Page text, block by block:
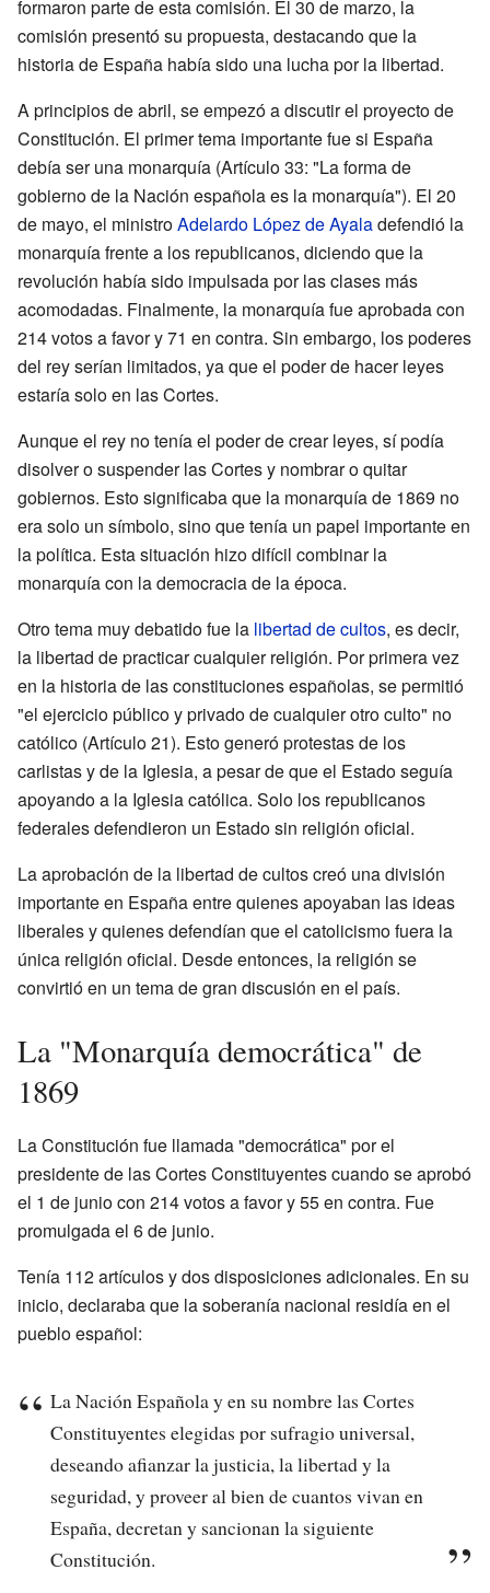
formaron parte de esta comisión. El 30 de marzo, la
comisión presentó su propuesta, destacando que la
historia de España había sido una lucha por la libertad.
A principios de abril, se empezó a discutir el proyecto de
Constitución. El primer tema importante fue si España
debía ser una monarquía (Artículo 33: "La forma de
gobierno de la Nación española es la monarquía"). El 20
de mayo, el ministroAdelardo López de Ayaladefendió la
monarquía frente a los republicanos, diciendo que la
revolución había sido impulsada por las clases más
acomodadas. Finalmente, la monarquía fue aprobada con
214 votos a favor y 71 en contra. Sin embargo, los poderes
del rey serían limitados, ya que el poder de hacer leyes
estaría solo en las Cortes.
Aunque el rey no tenía el poder de crear leyes, sí podía
disolver o suspender las Cortes y nombrar o quitar
gobiernos. Esto significaba que la monarquía de 1869 no
era solo un símbolo, sino que tenía un papel importante en
la política. Esta situación hizo difícil combinar la
monarquía con la democracia de la época.
Otro tema muy debatido fue la libertad de cultos, es decir,
la libertad de practicar cualquier religión. Por primera vez
en la historia de las constituciones españolas, se permitió
"el ejercicio público y privado de cualquier otro culto" no
católico (Artículo 21). Esto generó protestas de los
carlistas y de la Iglesia, a pesar de que el Estado seguía
apoyando a la Iglesia católica. Solo los republicanos
federales defendieron un Estado sin religión oficial.
La aprobación de la libertad de cultos creó una división
importante en España entre quienes apoyaban las ideas
liberales y quienes defendían que el catolicismo fuera la
única religión oficial. Desde entonces, la religión se
convirtió en un tema de gran discusión en el país.
La "Monarquía democrática" de
1869
La Constitución fue llamada "democrática" por el
presidente de las Cortes Constituyentes cuando se aprobó
el 1 de junio con 214 votos a favor y 55 en contra. Fue
promulgada el 6 de junio.
Tenía 112 artículos y dos disposiciones adicionales. En su
inicio, declaraba que la soberanía nacional residía en el
pueblo español:
La Nación Española y en su nombre las Cortes
Constituyentes elegidas por sufragio universal,
deseando afianzar la justicia, la libertad y la
seguridad, y proveer al bien de cuantos vivan en
España, decretan y sancionan la siguiente
Constitución.